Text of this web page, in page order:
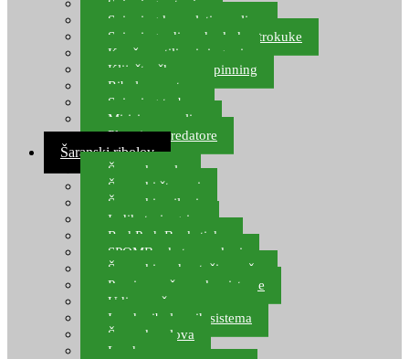
Spinning setovi
Spinning kompleti varalica
Spinning udice, dvokuke, trokuke
Kopče, vrtilice i ringovi
Kliješta, škare za spinning
Ribolov pastrve
Spinning torbe
Mirisi za varalice
Plovci za predatore
Šaranski ribolov
Šaranske role
Šaranski štapovi
Šaranski najloni
Indikatori ugriza
Rod Pod, Banksticks
SPOMB rakete, markeri
Šaranski podmetači, mreže
Pernice za šaranske sisteme
Udice za šarana, amura
Izrada ribolovnih sistema
Šaranska olova
Leadcore